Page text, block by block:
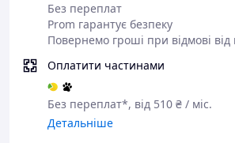
Без переплат
Prom гарантує безпеку
Повернемо гроші при відмові від
Оплатити частинами
Без переплат*, від 510 ₴ / міс.
Детальніше